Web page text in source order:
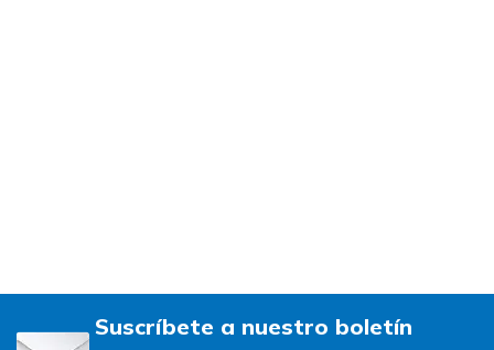
Suscríbete a nuestro boletín